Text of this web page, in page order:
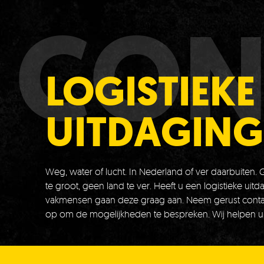
LOGISTIEKE
Weg, water of lucht. In Nederland of ver daarbuiten.
te groot, geen land te ver. Heeft u een logistieke
vakmensen gaan deze graag aan. Neem gerust
op om de mogelijkheden te bespreken. Wij helpen